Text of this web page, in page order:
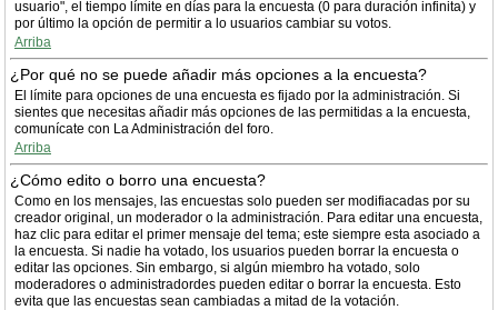
usuario", el tiempo límite en días para la encuesta (0 para duración infinita) y
por último la opción de permitir a lo usuarios cambiar su votos.
Arriba
¿Por qué no se puede añadir más opciones a la encuesta?
El límite para opciones de una encuesta es fijado por la administración. Si
sientes que necesitas añadir más opciones de las permitidas a la encuesta,
comunícate con La Administración del foro.
Arriba
¿Cómo edito o borro una encuesta?
Como en los mensajes, las encuestas solo pueden ser modifiacadas por su
creador original, un moderador o la administración. Para editar una encuesta,
haz clic para editar el primer mensaje del tema; este siempre esta asociado a
la encuesta. Si nadie ha votado, los usuarios pueden borrar la encuesta o
editar las opciones. Sin embargo, si algún miembro ha votado, solo
moderadores o administradordes pueden editar o borrar la encuesta. Esto
evita que las encuestas sean cambiadas a mitad de la votación.